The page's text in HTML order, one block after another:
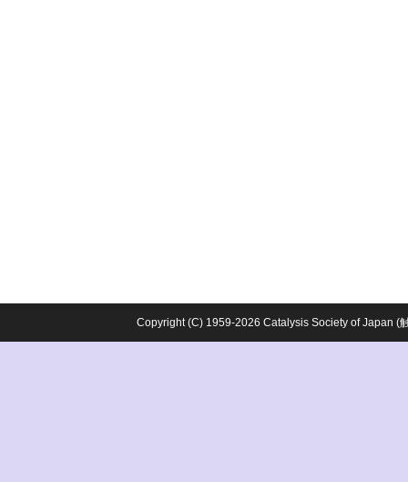
Copyright (C) 1959-2026 Catalysis Society of Japan (